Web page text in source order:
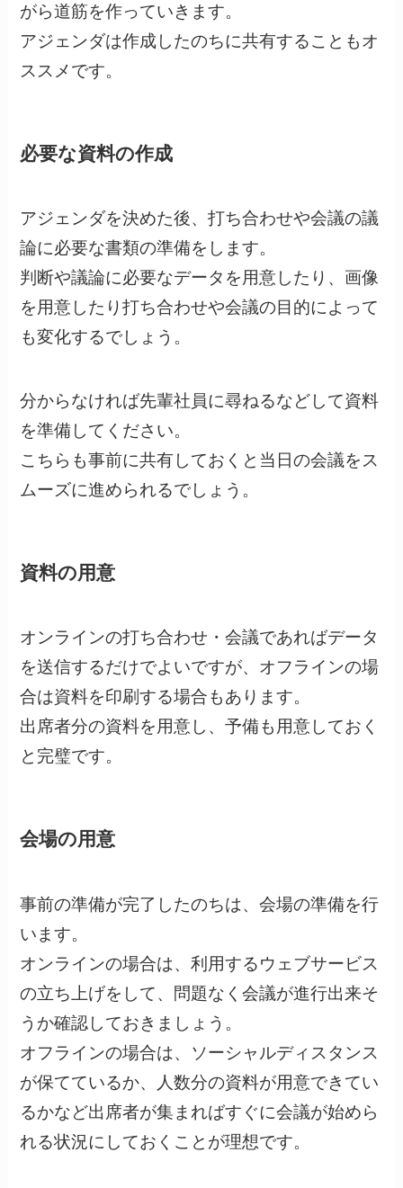
がら道筋を作っていきます。
アジェンダは作成したのちに共有することもオ
ススメです。
必要な資料の作成
アジェンダを決めた後、打ち合わせや会議の議
論に必要な書類の準備をします。
判断や議論に必要なデータを用意したり、画像
を用意したり打ち合わせや会議の目的によって
も変化するでしょう。
分からなければ先輩社員に尋ねるなどして資料
を準備してください。
こちらも事前に共有しておくと当日の会議をス
ムーズに進められるでしょう。
資料の用意
オンラインの打ち合わせ・会議であればデータ
を送信するだけでよいですが、オフラインの場
合は資料を印刷する場合もあります。
出席者分の資料を用意し、予備も用意しておく
と完璧です。
会場の用意
事前の準備が完了したのちは、会場の準備を行
います。
オンラインの場合は、利用するウェブサービス
の立ち上げをして、問題なく会議が進行出来そ
うか確認しておきましょう。
オフラインの場合は、ソーシャルディスタンス
が保てているか、人数分の資料が用意できてい
るかなど出席者が集まればすぐに会議が始めら
れる状況にしておくことが理想です。